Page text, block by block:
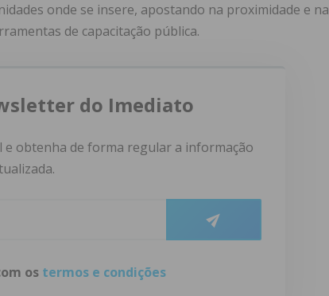
onde se insere, apostando na proximidade e na
de capacitação pública.
do Imediato
obtenha de forma regular a informação
os termos e condições